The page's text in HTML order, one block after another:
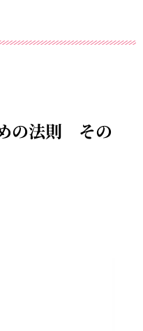
の法則 その